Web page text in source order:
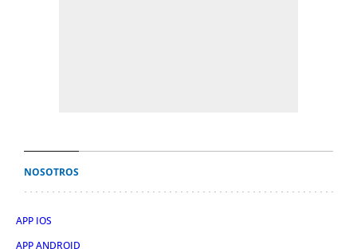
NOSOTROS
APP IOS
APP ANDROID